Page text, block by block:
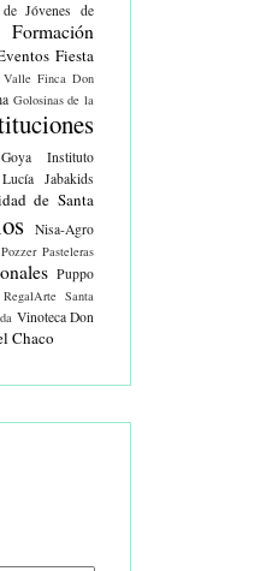
Jóvenes de
Fiesta
Finca Don
Golosinas de la
Instituto
Jabakids
de Santa
Nisa-Agro
Pasteleras
Puppo
RegalArte Santa
Vinoteca Don
Chaco